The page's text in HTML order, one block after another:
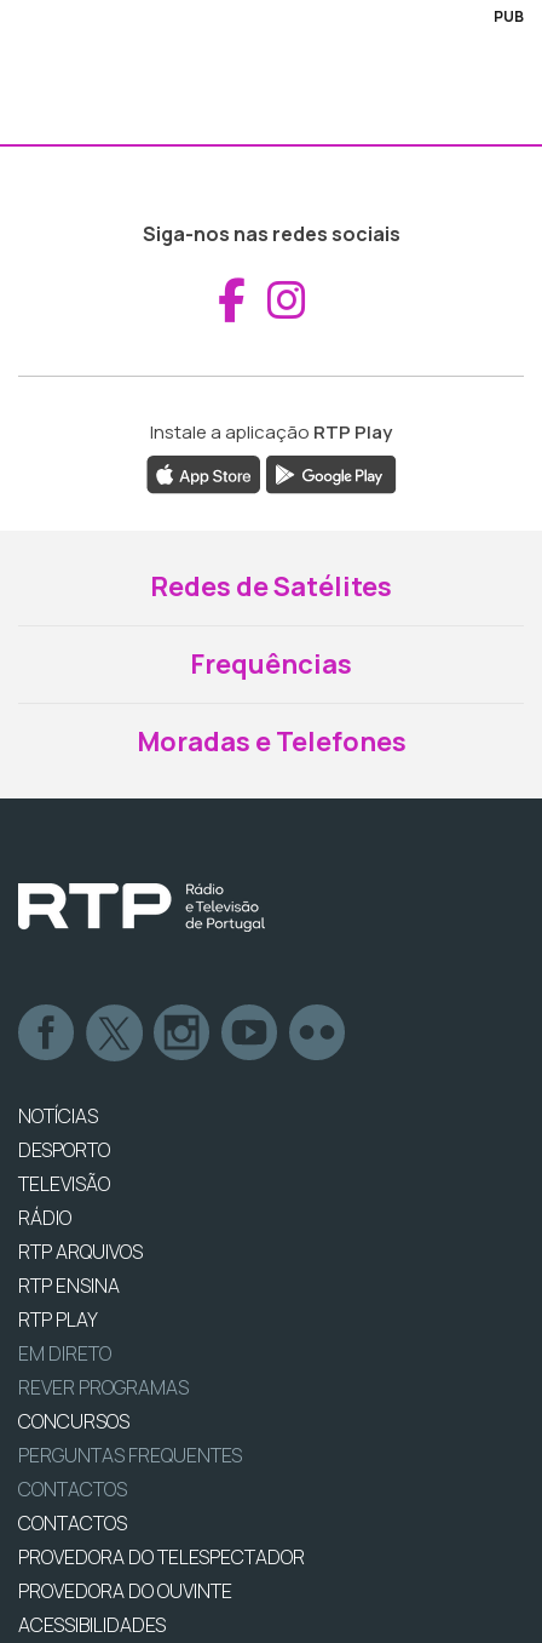
PUB
Siga-nos nas redes sociais
Aceder ao
Instale a aplicação RTP Play
Redes de Satélites
Frequências
Moradas e Telefones
NOTÍCIAS
DESPORTO
TELEVISÃO
RÁDIO
RTP ARQUIVOS
RTP ENSINA
RTP PLAY
EM DIRETO
REVER PROGRAMAS
CONCURSOS
PERGUNTAS FREQUENTES
CONTACTOS
CONTACTOS
PROVEDORA DO TELESPECTADOR
PROVEDORA DO OUVINTE
ACESSIBILIDADES